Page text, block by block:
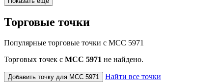
Торговые точки
Популярные торговые точки с MCC 5971
Торговых точек с МСС 5971 не найдено.
Добавить точку для MCC 5971 Найти все точки